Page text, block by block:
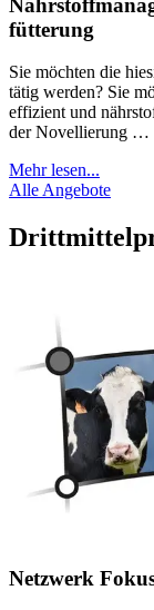
fütterung
Sie möchten die
tätig werden? Sie
effizient und
der Novellierung …
Mehr lesen...
Alle Angebote
Netzwerk